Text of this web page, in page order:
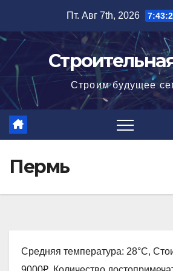
содержимому
Пт. Авг 7th, 2026
Строим будущее
Пермь
Средняя температура: 28°C,